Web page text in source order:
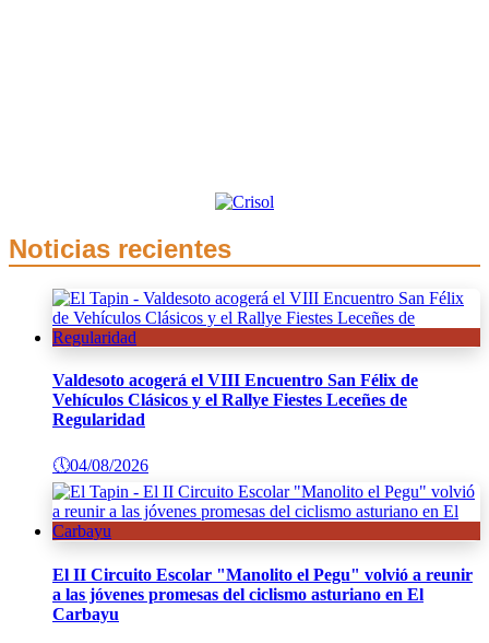
Noticias recientes
Valdesoto acogerá el VIII Encuentro San Félix de
Vehículos Clásicos y el Rallye Fiestes Leceñes de
Regularidad
🕔04/08/2026
El II Circuito Escolar "Manolito el Pegu" volvió a reunir
a las jóvenes promesas del ciclismo asturiano en El
Carbayu